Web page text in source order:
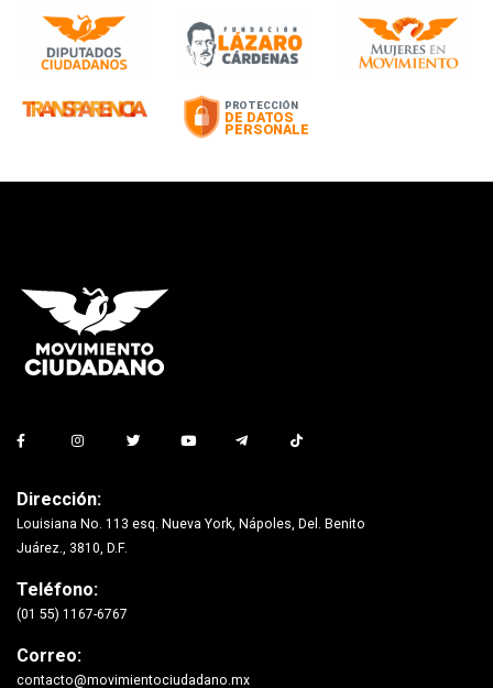
Dirección:
Louisiana No. 113 esq. Nueva York, Nápoles, Del. Benito
Juárez., 3810, D.F.
Teléfono:
(01 55) 1167-6767
Correo:
contacto@movimientociudadano.mx